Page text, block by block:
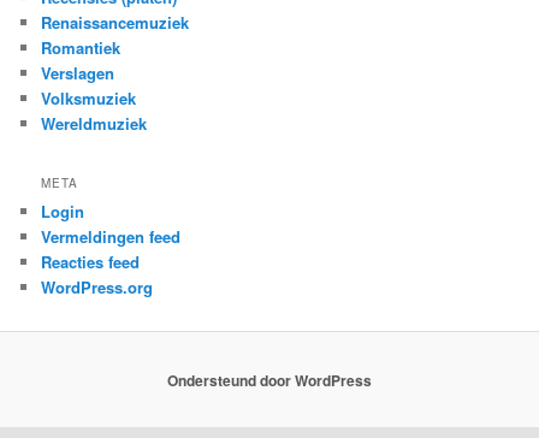
Renaissancemuziek
Romantiek
Verslagen
Volksmuziek
Wereldmuziek
META
Login
Vermeldingen feed
Reacties feed
WordPress.org
Ondersteund door WordPress